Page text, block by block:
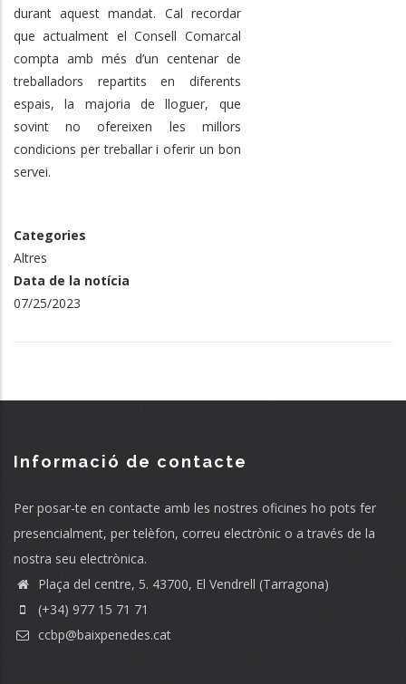
durant aquest mandat. Cal recordar
que actualment el Consell Comarcal
compta amb més d’un centenar de
treballadors repartits en diferents
espais, la majoria de lloguer, que
sovint no ofereixen les millors
condicions per treballar i oferir un bon
servei.
Categories
Altres
Data de la notícia
07/25/2023
Informació de contacte
Per posar-te en contacte amb les nostres oficines ho pots fer
presencialment, per telèfon, correu electrònic o a través de la
nostra seu electrònica.
Plaça del centre, 5. 43700, El Vendrell (Tarragona)
(+34) 977 15 71 71
ccbp@baixpenedes.cat